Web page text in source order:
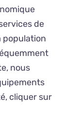
de
population
nous
cliquer sur